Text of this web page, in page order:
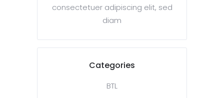
consectetuer adipiscing elit, sed
diam
Categories
BTL